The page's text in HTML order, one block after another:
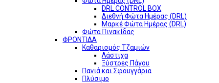
DRL CONTROL BOX
Διεθνή Φώτα Ημέρας (DRL)
Μαρκέ Φώτα Ημέρας (DRL)
Φώτα Πινακίδας
ΦΡΟΝΤΙΔΑ
Καθαρισμός Τζαμιών
Λάστιχα
Ξύστρες Πάγου
Πανιά και Σφουγγάρια
Πλύσιμο